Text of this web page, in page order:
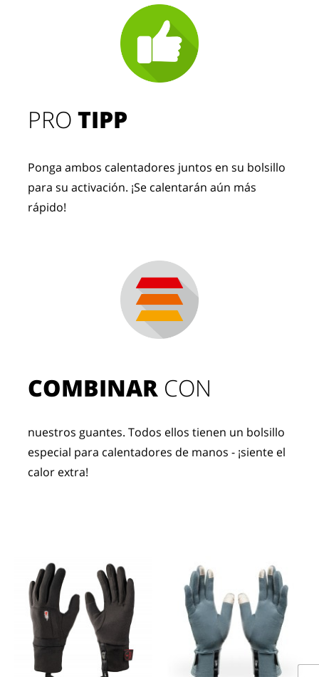
PROTIPP
Ponga ambos calentadores juntos en su bolsillo
para su activación. ¡Se calentarán aún más
rápido!
COMBINAR CON
nuestros guantes. Todos ellos tienen un bolsillo
especial para calentadores de manos - ¡siente el
calor extra!